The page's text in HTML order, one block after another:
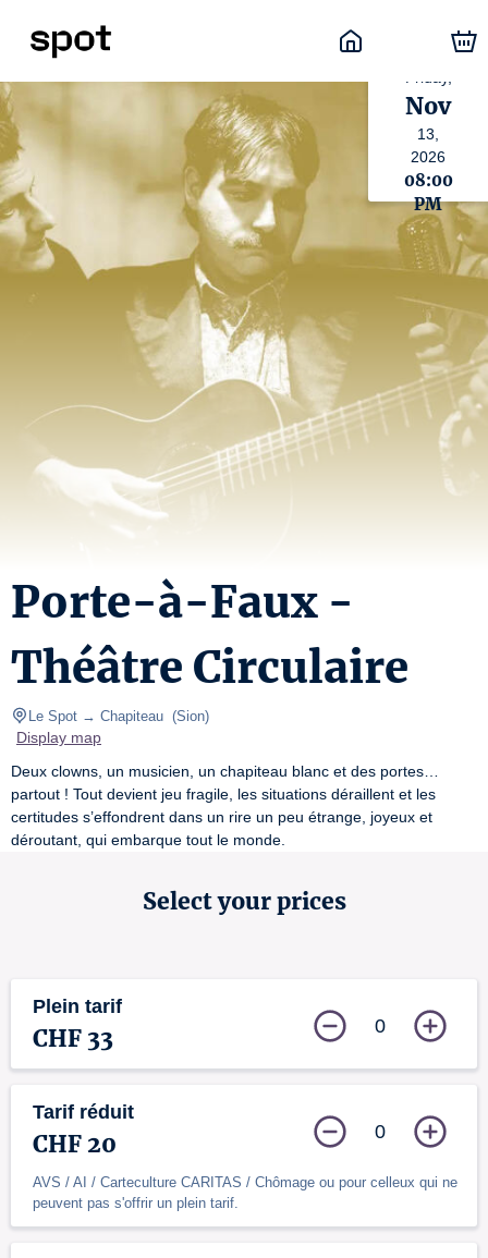
Nov
13,
2026
08:00
PM
Porte-à-Faux -
Théâtre Circulaire
Le Spot → Chapiteau (Sion)
Display map
Deux clowns, un musicien, un chapiteau blanc et des portes…
partout ! Tout devient jeu fragile, les situations déraillent et les
certitudes s’effondrent dans un rire un peu étrange, joyeux et
déroutant, qui embarque tout le monde.
Select your prices
Plein tarif
CHF 33 0
Tarif réduit
CHF 20
AVS / AI / Carteculture CARITAS / Chômage ou pour celleux qui ne
peuvent pas s'offrir un plein tarif.
0